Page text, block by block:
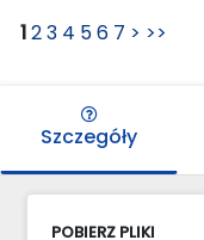
123 4 56 7 > >>
Szczegóły
POBIERZ PLIKI